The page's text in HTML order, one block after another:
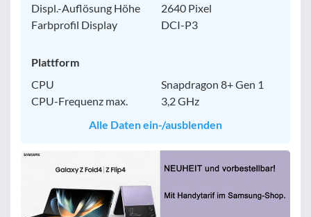
Displ.-Auflösung Höhe
2640 Pixel
Farbprofil Display
DCI-P3
Plattform
CPU
Snapdragon 8+ Gen 1
CPU-Frequenz max.
3,2 GHz
Alle Daten ein-/ausblenden